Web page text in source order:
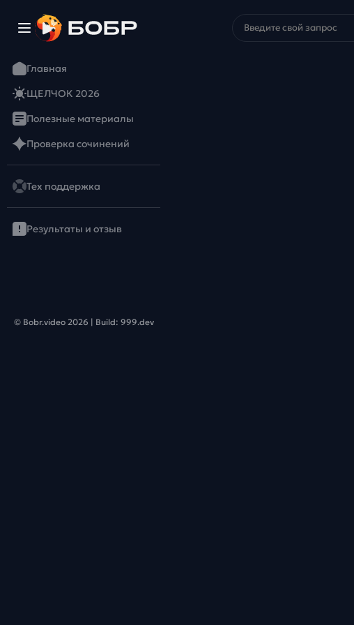
Главная
ЩЕЛЧОК 2026
Полезные материалы
Проверка сочинений
Тех поддержка
Результаты и отзыв
© Bobr.video 2026 | Build: 999.dev